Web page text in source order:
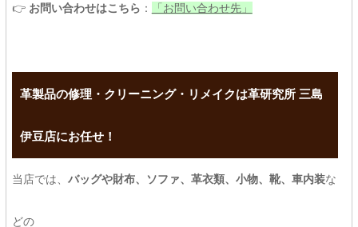
👉 お問い合わせはこちら ： 「お問い合わせ先」
革製品の修理・クリーニング・リメイクは革研究所 三島
伊豆店にお任せ！
当店では、 バッグや財布、ソファ、革衣類、小物、靴、車内装な
どの